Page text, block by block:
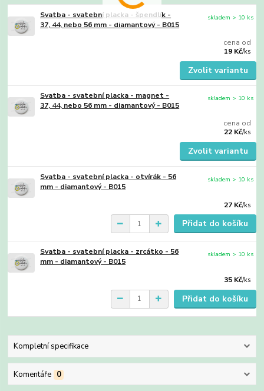
Svatba - svatební placka - špendlík -
37, 44, nebo 56 mm - diamantový - B015
cena od
19 Kč/ks
skladem > 10 ks
Zvolit variantu
Svatba - svatební placka - magnet -
37, 44, nebo 56 mm - diamantový - B015
cena od
22 Kč/ks
skladem > 10 ks
Zvolit variantu
Svatba - svatební placka - otvírák - 56
mm - diamantový - B015
27 Kč/ks
skladem > 10 ks
Přidat do košíku
Svatba - svatební placka - zrcátko - 56
mm - diamantový - B015
35 Kč/ks
skladem > 10 ks
Přidat do košíku
Kompletní specifikace
Komentáře 0